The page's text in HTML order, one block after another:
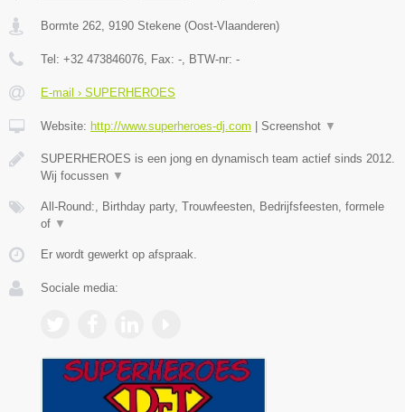
Bormte 262 9190 Stekene (Oost-Vlaanderen)
Tel: +32 473846076 , Fax: - , BTW-nr: -
E-mail › SUPERHEROES
Website: http://www.superheroes-dj.com Screenshot ▼
SUPERHEROES is een jong en dynamisch team actief sinds 2012.
Wij focussen ▼
All-Round:, Birthday party, Trouwfeesten, Bedrijfsfeesten, formele
of ▼
Er wordt gewerkt op afspraak.
Sociale media: